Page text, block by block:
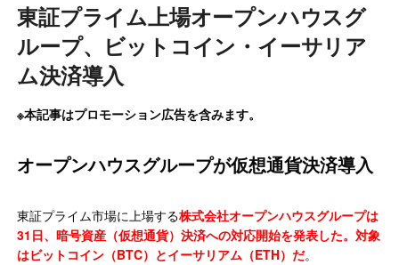
東証プライム上場オープンハウスグ
ループ、ビットコイン・イーサリア
ム決済導入
※本記事はプロモーション広告を含みます。
オープンハウスグループが仮想通貨決済導入
東証プライム市場に上場する株式会社オープンハウスグループは
31日、暗号資産（仮想通貨）決済への対応開始を発表した。対象
はビットコイン（BTC）とイーサリアム（ETH）だ。